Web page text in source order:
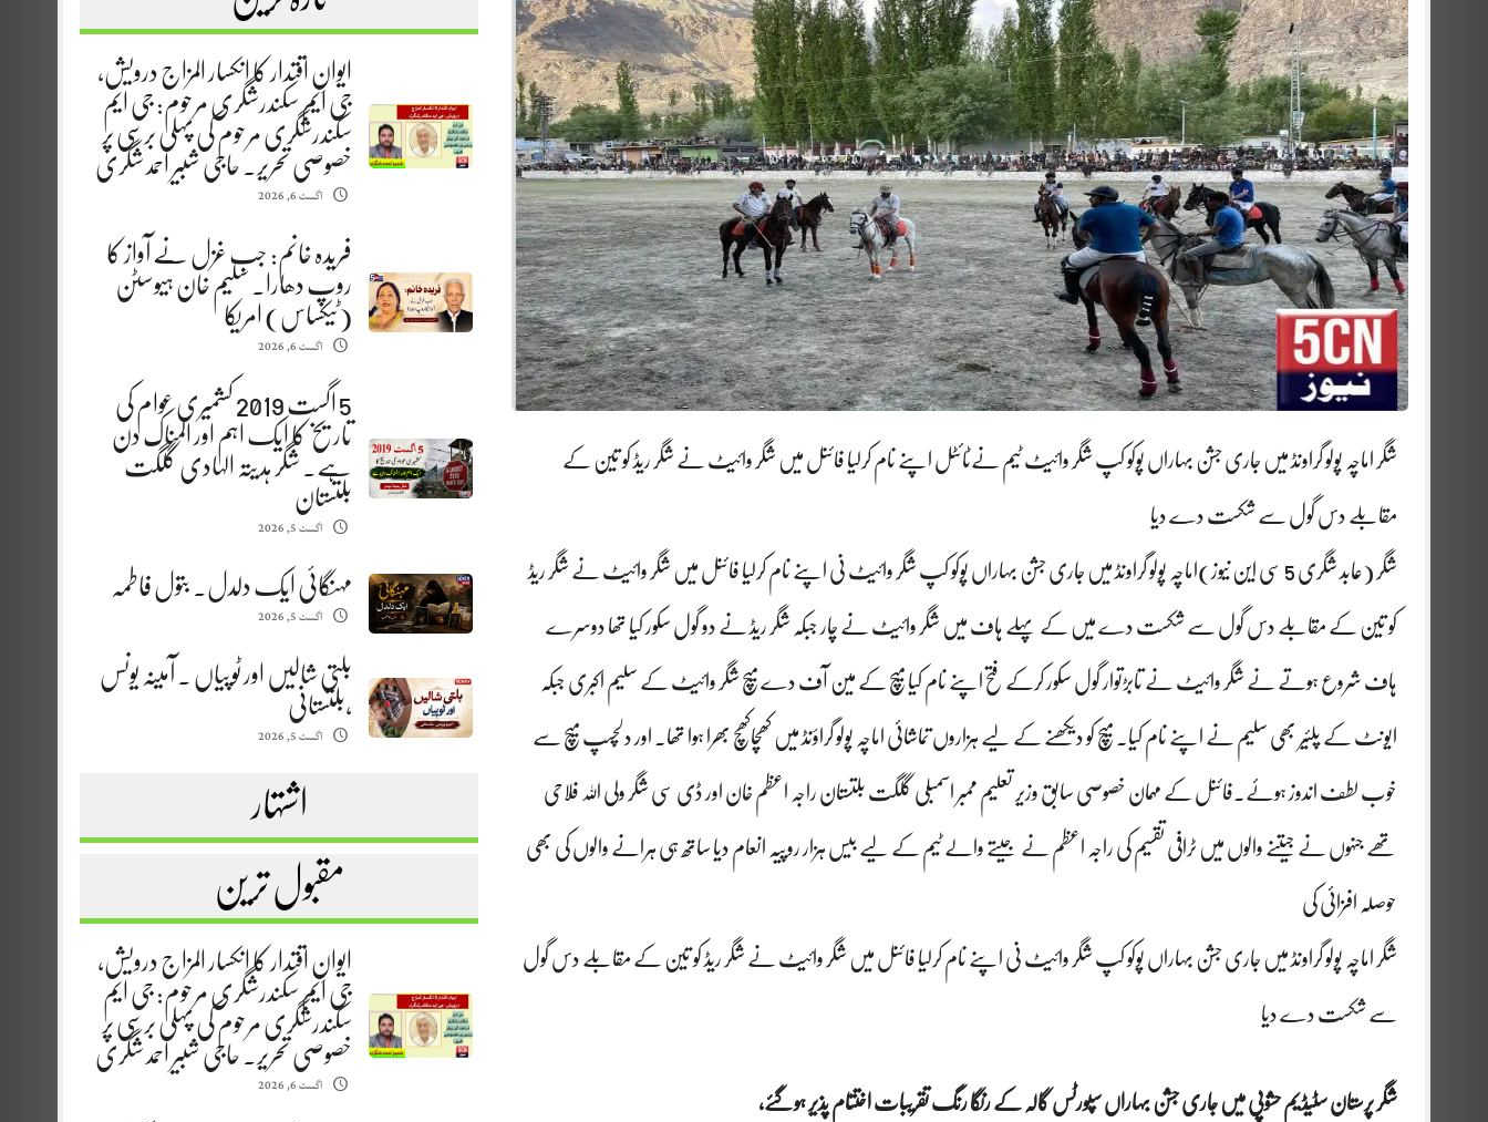
ایوانِ اقتدار کا انکسار المزاج درویش،
جی ایم سکندرشگری مرحوم: جی ایم
سکندرشگری مرحوم کی پہلی برسی پر
خصوصی تحریر. حاجی شبیر احمد شگری
اگست 6, 2026
فریدہ خانم: جب غزل نے آواز کا
روپ دھارا. سلیم خان ہیوسٹن
(ٹیکساس) امریکا
اگست 6, 2026
5 اگست 2019 کشمیری عوام کی
تاریخ کا ایک اہم اور المناک دن
ہے. شگر ہدیتہ الہادی گلگت
بلتستان
اگست 5, 2026
مہنگائی ایک دلدل. بتول فاطمہ
اگست 5, 2026
بلتی شالیں اور ٹوپیاں . آمینہ یونس
،بلتستانی
اگست 5, 2026
اشتہار
مقبول ترین
ایوانِ اقتدار کا انکسار المزاج درویش،
جی ایم سکندرشگری مرحوم: جی ایم
سکندرشگری مرحوم کی پہلی برسی پر
خصوصی تحریر. حاجی شبیر احمد شگری
اگست 6, 2026
شگر اماچہ پولو گراونڈ میں جاری جشن بہاراں پوکو کپ شگر وائیٹ ٹیم نےٹائٹل اپنے نام کرلیا فائنل میں شگر وائیٹ نے شگر ریڈ کو تین کے
مقابلے دس گول سے شکست دے دیا
شگر (عابد شگری 5 سی این نیوز)اماچہ پولو گراونڈ میں جاری جشن بہاراں پوکو کپ شگر وائیٹ نی اپنے نام کرلیا فائنل میں شگر وائیٹ نے شگر ریڈ
کو تین کے مقابلے دس گول سے شکست دے میں کے پہلے ہاف میں شگر وائیٹ نے چار جبکہ شگر ریڈ نے دو گول سکور کیا تھا دوسرے
ہاف شروع ہوتے نے شگر وائیٹ نے تابڑتوار گول سکور کرکے فتح اپنے نام کیا میچ کے مین آف دے میچ شگر وائیٹ کے سلیم اکبری جبکہ
ایونٹ کے پلئیر بھی سلیم نے اپنے نام کیا۔ میچ کو دیکھنے کے لیے ہزاروں تماشائی اماچہ پولو گراؤنڈ میں کھچاکھچ بھرا ہوا تھا۔ اور دلچسپ میچ سے
خوب لطف اندوز ہوئے۔فائنل کے مہمان خصوصی سابق وزیر تعلیم ممبر اسمبلی گلگت بلتستان راجہ اعظم خان اور ڈی سی شگر ولی اللہ فلاحی
تھے جنہوں نے جیتنے والوں میں ٹرافی تقسیم کی راجہ اعظم نے جیتے والے ٹیم کے لیے بیس ہزار روپیہ انعام دیا ساتھ ہی ہرانے والوں کی بھی
حوصلہ افزائی کی
شگر اماچہ پولو گراونڈ میں جاری جشن بہاراں پوکو کپ شگر وائیٹ نی اپنے نام کرلیا فائنل میں شگر وائیٹ نے شگر ریڈ کو تین کے مقابلے دس گول
سے شکست دے دیا
شگر پرستان سٹیڈیم حشوپی میں جاری جشن بہاراں سپورٹس گالہ کے رنگا رنگ تقریبات اختتام پذیر ہوگئے،